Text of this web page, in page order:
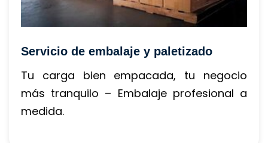
Servicio de embalaje y paletizado
Tu carga bien empacada, tu negocio
más tranquilo – Embalaje profesional a
medida.